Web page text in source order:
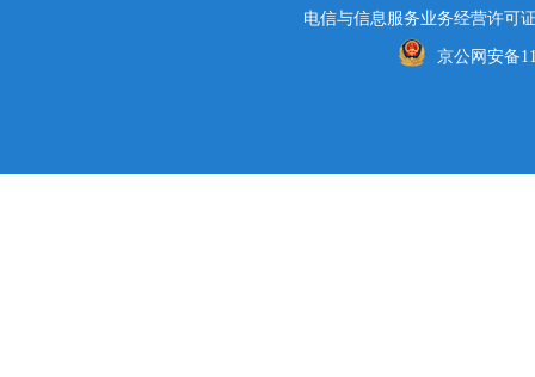
电信与信息服务业务经营许可
京公网安备